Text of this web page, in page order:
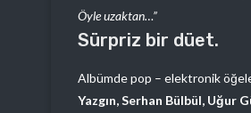
Öyle uzaktan…”
Sürpriz bir düet.
Albümde pop – elektronik
Yazgın, Serhan Bülbül, Uğur